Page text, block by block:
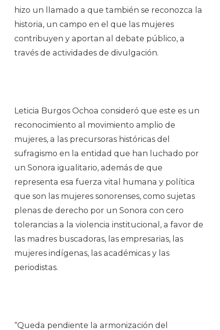
hizo un llamado a que también se reconozca la
historia, un campo en el que las mujeres
contribuyen y aportan al debate público, a
través de actividades de divulgación.
Leticia Burgos Ochoa consideró que este es un
reconocimiento al movimiento amplio de
mujeres, a las precursoras históricas del
sufragismo en la entidad que han luchado por
un Sonora igualitario, además de que
representa esa fuerza vital humana y política
que son las mujeres sonorenses, como sujetas
plenas de derecho por un Sonora con cero
tolerancias a la violencia institucional, a favor de
las madres buscadoras, las empresarias, las
mujeres indígenas, las académicas y las
periodistas.
“Queda pendiente la armonización del